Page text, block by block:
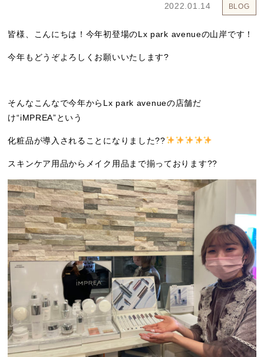
2022.01.14 BLOG
皆様、こんにちは！今年初登場のLx park avenueの山岸です！
今年もどうぞよろしくお願いいたします?
そんなこんなで今年からLx park avenueの店舗だ
け“iMPREA”という
化粧品が導入されることになりました??
スキンケア用品からメイク用品まで揃っております??